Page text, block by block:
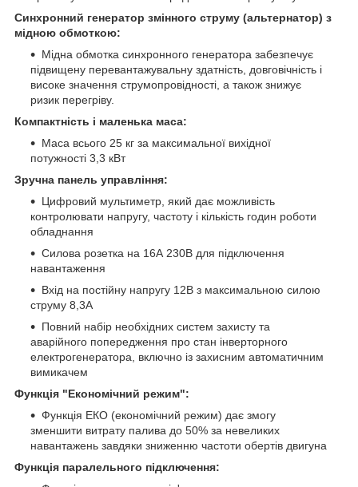
Синхронний генератор змінного струму (альтернатор) з
мідною обмоткою:
Мідна обмотка синхронного генератора забезпечує
підвищену перевантажувальну здатність, довговічність і
високе значення струмопровідності, а також знижує
ризик перегріву.
Компактність і маленька маса:
Маса всього 25 кг за максимальної вихідної
потужності 3,3 кВт
Зручна панель управління:
Цифровий мультиметр, який дає можливість
контролювати напругу, частоту і кількість годин роботи
обладнання
Силова розетка на 16А 230В для підключення
навантаження
Вхід на постійну напругу 12В з максимальною силою
струму 8,3А
Повний набір необхідних систем захисту та
аварійного попередження про стан інверторного
електрогенератора, включно із захисним автоматичним
вимикачем
Функція "Економічний режим":
Функція ЕКО (економічний режим) дає змогу
зменшити витрату палива до 50% за невеликих
навантажень завдяки зниженню частоти обертів двигуна
Функція паралельного підключення: